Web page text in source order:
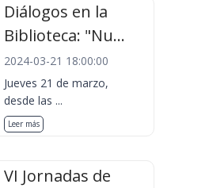
Diálogos en la
Biblioteca: "Nu...
2024-03-21 18:00:00
Jueves 21 de marzo,
desde las ...
Leer más
VI Jornadas de